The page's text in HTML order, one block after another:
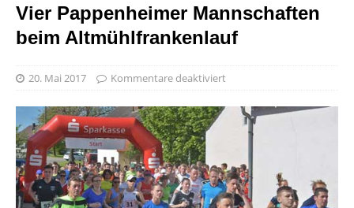
Vier Pappenheimer Mannschaften
beim Altmühlfrankenlauf
20. Mai 2017 Kommentare deaktiviert